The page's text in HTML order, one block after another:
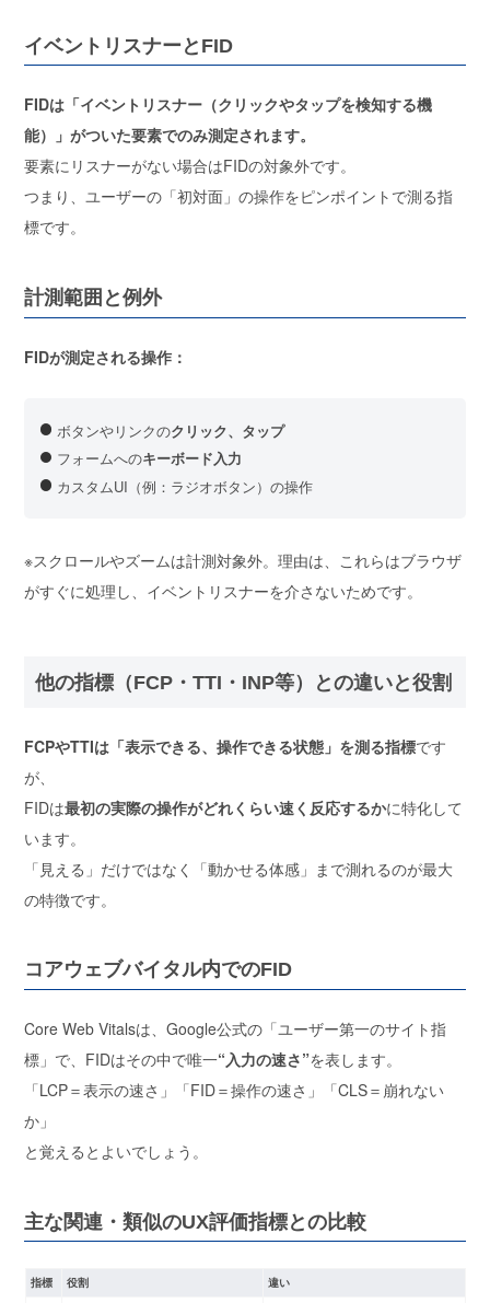
イベントリスナーとFID
FIDは「イベントリスナー（クリックやタップを検知する機
能）」がついた要素でのみ測定されます。
要素にリスナーがない場合はFIDの対象外です。
つまり、ユーザーの「初対面」の操作をピンポイントで測る指
標です。
計測範囲と例外
FIDが測定される操作：
ボタンやリンクのクリック、タップ
フォームへのキーボード入力
カスタムUI（例：ラジオボタン）の操作
※スクロールやズームは計測対象外。理由は、これらはブラウザ
がすぐに処理し、イベントリスナーを介さないためです。
他の指標（FCP・TTI・INP等）との違いと役割
FCPやTTIは「表示できる、操作できる状態」を測る指標です
が、
FIDは最初の実際の操作がどれくらい速く反応するかに特化して
います。
「見える」だけではなく「動かせる体感」まで測れるのが最大
の特徴です。
コアウェブバイタル内でのFID
Core Web Vitalsは、Google公式の「ユーザー第一のサイト指
標」で、FIDはその中で唯一“入力の速さ”を表します。
「LCP＝表示の速さ」「FID＝操作の速さ」「CLS＝崩れない
か」
と覚えるとよいでしょう。
主な関連・類似のUX評価指標との比較
指標 役割 違い